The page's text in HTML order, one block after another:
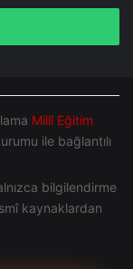
Millî Eğitim
ile bağlantılı
bilgilendirme
kaynaklardan